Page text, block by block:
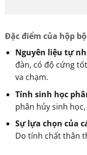
Đặc điểm của hộp
Nguyên liệu tự
đàn, có độ cứng
va chạm.
Tính sinh học
phân hủy sinh
Sự lựa chọn của
Do tính chất thân